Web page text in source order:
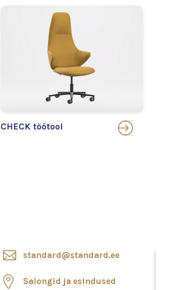
CHECK töötool
standard@standard.ee
Salongid ja esindused